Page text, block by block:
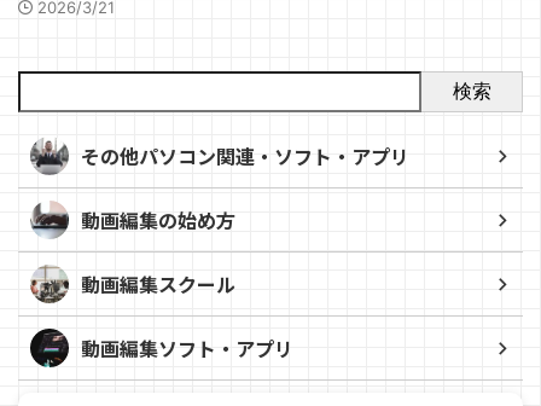
2026/3/21
検索
その他パソコン関連・ソフト・アプリ
動画編集の始め方
動画編集スクール
動画編集ソフト・アプリ